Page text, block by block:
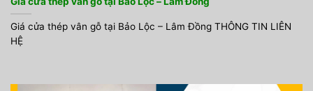
Giá cửa thép vân gỗ tại Bảo Lộc – Lâm Đồng THÔNG TIN LIÊN
HỆ